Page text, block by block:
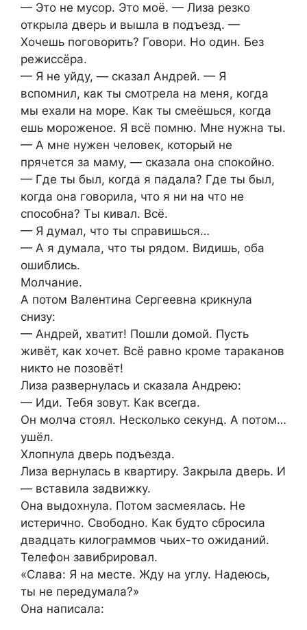
— Это не мусор. Это моё. — Лиза резко
открыла дверь и вышла в подъезд. —
Хочешь поговорить? Говори. Но один. Без
режиссёра.
— Я не уйду, — сказал Андрей. — Я
вспомнил, как ты смотрела на меня, когда
мы ехали на море. Как ты смеёшься, когда
ешь мороженое. Я всё помню. Мне нужна ты.
— А мне нужен человек, который не
прячется за маму, — сказала она спокойно.
— Где ты был, когда я падала? Где ты был,
когда она говорила, что я ни на что не
способна? Ты кивал. Всё.
— Я думал, что ты справишься…
— А я думала, что ты рядом. Видишь, оба
ошиблись.
Молчание.
А потом Валентина Сергеевна крикнула
снизу:
— Андрей, хватит! Пошли домой. Пусть
живёт, как хочет. Всё равно кроме тараканов
никто не позовёт!
Лиза развернулась и сказала Андрею:
— Иди. Тебя зовут. Как всегда.
Он молча стоял. Несколько секунд. А потом…
ушёл.
Хлопнула дверь подъезда.
Лиза вернулась в квартиру. Закрыла дверь. И
— вставила задвижку.
Она выдохнула. Потом засмеялась. Не
истерично. Свободно. Как будто сбросила
двадцать килограммов чьих-то ожиданий.
Телефон завибрировал.
«Слава: Я на месте. Жду на углу. Надеюсь,
ты не передумала?»
Она написала: